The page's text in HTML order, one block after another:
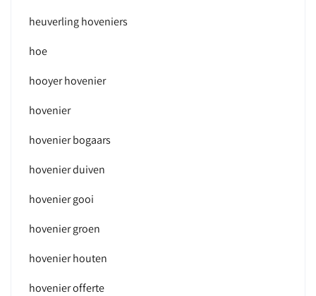
heuverling hoveniers
hoe
hooyer hovenier
hovenier
hovenier bogaars
hovenier duiven
hovenier gooi
hovenier groen
hovenier houten
hovenier offerte